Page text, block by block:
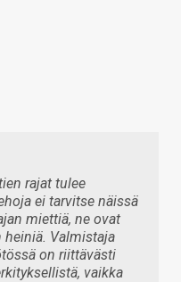
rajat tulee
ei tarvitse näissä
miettiä, ne ovat
Valmistaja
on riittävästi
vaikka